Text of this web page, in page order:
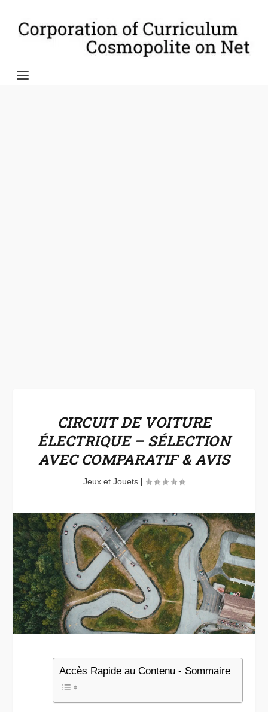
CIRCUIT DE VOITURE
ÉLECTRIQUE – SÉLECTION
AVEC COMPARATIF & AVIS
Jeux et Jouets |
Accès Rapide au Contenu - Sommaire